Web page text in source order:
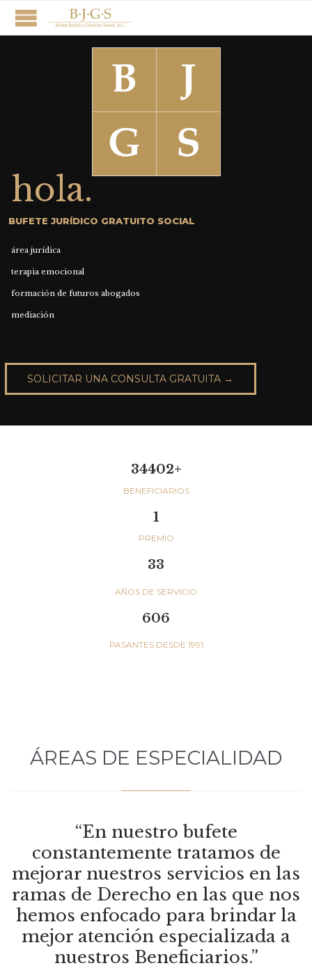
BUFETE JURÍDICO GRATUITO SOCIAL
área jurídica
terapia emocional
formación de futuros abogados
mediación
hola.
SOLICITAR UNA CONSULTA GRATUITA →
34402+
BENEFICIARIOS
1
PREMIO
33
AÑOS DE SERVICIO
606
PASANTES DESDE 1991
ÁREAS DE ESPECIALIDAD
“En nuestro bufete
constantemente tratamos de
mejorar nuestros servicios en las
ramas de Derecho en las que nos
hemos enfocado para brindar la
mejor atención especializada a
nuestros Beneficiarios.”